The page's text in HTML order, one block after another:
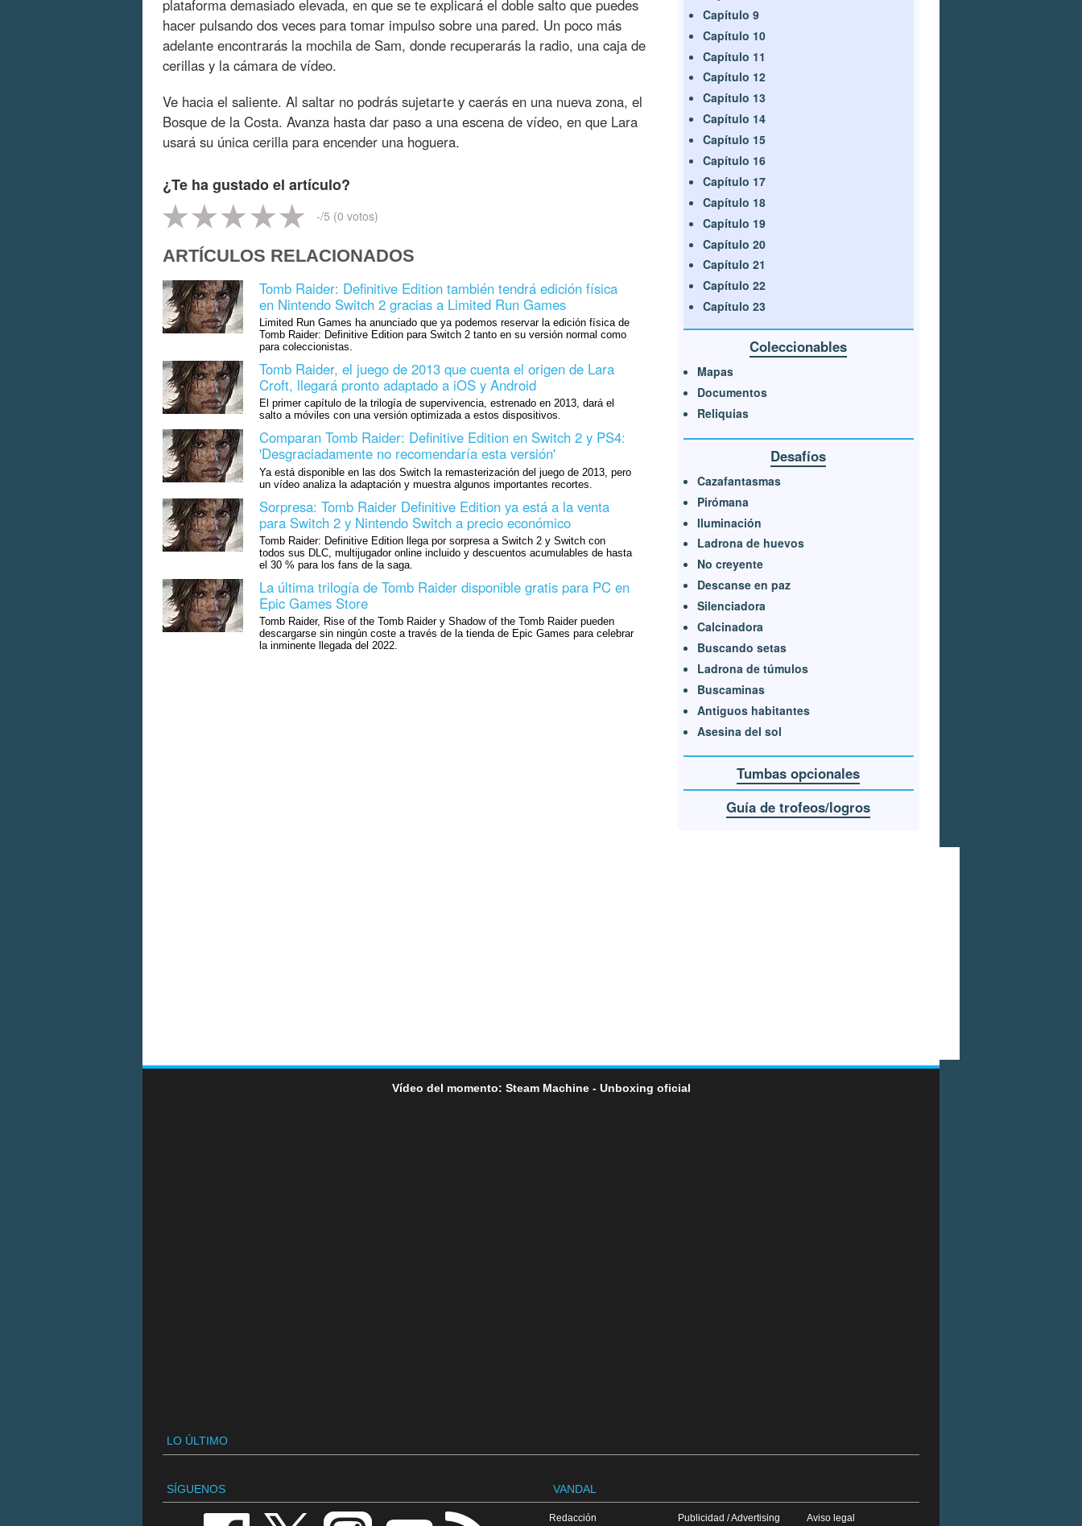
plataforma demasiado elevada, en que se te explicará el doble salto que puedes
hacer pulsando dos veces para tomar impulso sobre una pared. Un poco más
adelante encontrarás la mochila de Sam, donde recuperarás la radio, una caja de
cerillas y la cámara de vídeo.
Ve hacia el saliente. Al saltar no podrás sujetarte y caerás en una nueva zona, el
Bosque de la Costa. Avanza hasta dar paso a una escena de vídeo, en que Lara
usará su única cerilla para encender una hoguera.
¿Te ha gustado el artículo?
-/5 (0 votos)
ARTÍCULOS RELACIONADOS
Tomb Raider: Definitive Edition también tendrá edición física
en Nintendo Switch 2 gracias a Limited Run Games
Limited Run Games ha anunciado que ya podemos reservar la edición física de
Tomb Raider: Definitive Edition para Switch 2 tanto en su versión normal como
para coleccionistas.
Tomb Raider, el juego de 2013 que cuenta el origen de Lara
Croft, llegará pronto adaptado a iOS y Android
El primer capítulo de la trilogía de supervivencia, estrenado en 2013, dará el
salto a móviles con una versión optimizada a estos dispositivos.
Comparan Tomb Raider: Definitive Edition en Switch 2 y PS4:
'Desgraciadamente no recomendaría esta versión'
Ya está disponible en las dos Switch la remasterización del juego de 2013, pero
un vídeo analiza la adaptación y muestra algunos importantes recortes.
Sorpresa: Tomb Raider Definitive Edition ya está a la venta
para Switch 2 y Nintendo Switch a precio económico
Tomb Raider: Definitive Edition llega por sorpresa a Switch 2 y Switch con
todos sus DLC, multijugador online incluido y descuentos acumulables de hasta
el 30 % para los fans de la saga.
La última trilogía de Tomb Raider disponible gratis para PC en
Epic Games Store
Tomb Raider, Rise of the Tomb Raider y Shadow of the Tomb Raider pueden
descargarse sin ningún coste a través de la tienda de Epic Games para celebrar
la inminente llegada del 2022.
Capítulo 9
Capítulo 10
Capítulo 11
Capítulo 12
Capítulo 13
Capítulo 14
Capítulo 15
Capítulo 16
Capítulo 17
Capítulo 18
Capítulo 19
Capítulo 20
Capítulo 21
Capítulo 22
Capítulo 23
Coleccionables
Mapas
Documentos
Reliquias
Desafíos
Cazafantasmas
Pirómana
Iluminación
Ladrona de huevos
No creyente
Descanse en paz
Silenciadora
Calcinadora
Buscando setas
Ladrona de túmulos
Buscaminas
Antiguos habitantes
Asesina del sol
Tumbas opcionales
Guía de trofeos/logros
Vídeo del momento: Steam Machine - Unboxing oficial
LO ÚLTIMO
SÍGUENOS VANDAL
Redacción Publicidad / Advertising Aviso legal